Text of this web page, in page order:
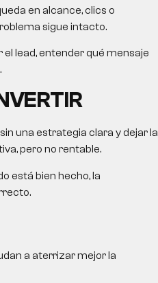
en alcance, clics o
sigue intacto.
lead, entender qué mensaje
una estrategia clara y dejar la
pero no rentable.
está bien hecho, la
a aterrizar mejor la